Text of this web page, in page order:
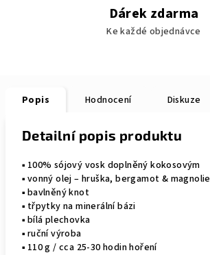
Dárek zdarma
Ke každé objednávce
Popis Hodnocení Diskuze
Detailní popis produktu
▪︎ 100% sójový vosk doplněný kokosovým
▪︎ vonný olej – hruška, bergamot & magnolie
▪︎ bavlněný knot
▪︎ třpytky na minerální bázi
▪︎ bílá plechovka
▪︎ ruční výroba
▪︎ 110 g / cca 25-30 hodin hoření